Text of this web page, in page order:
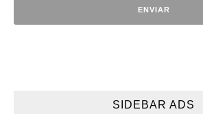
SIDEBAR ADS